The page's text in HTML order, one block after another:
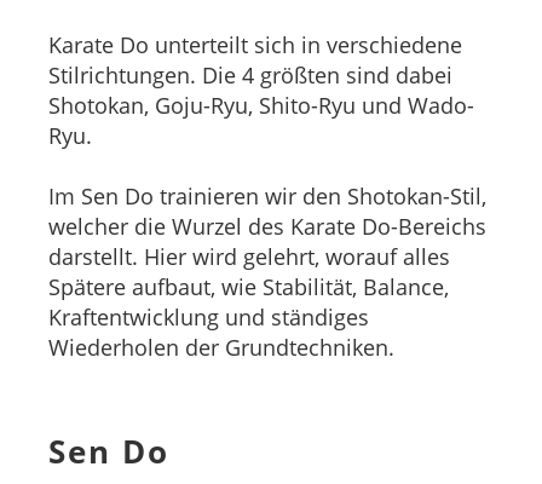
Karate Do unterteilt sich in verschiedene
Stilrichtungen. Die 4 größten sind dabei
Shotokan, Goju-Ryu, Shito-Ryu und Wado-
Ryu.
Im Sen Do trainieren wir den Shotokan-Stil,
welcher die Wurzel des Karate Do-Bereichs
darstellt. Hier wird gelehrt, worauf alles
Spätere aufbaut, wie Stabilität, Balance,
Kraftentwicklung und ständiges
Wiederholen der Grundtechniken.
Sen Do